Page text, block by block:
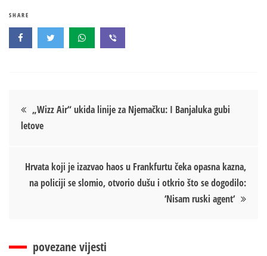
SHARE
Кретање
чланка
„Wizz Air“ ukida linije za Njemačku: I Banjaluka gubi
letove
Hrvata koji je izazvao haos u Frankfurtu čeka opasna kazna,
na policiji se slomio, otvorio dušu i otkrio što se dogodilo:
‘Nisam ruski agent‘
povezane vijesti